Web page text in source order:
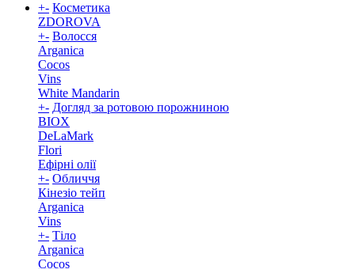
+- Косметика
ZDOROVA
+- Волосся
Arganica
Cocos
Vins
White Mandarin
+- Догляд за ротовою порожниною
BIOX
DeLaMark
Flori
Ефірні олії
+- Обличчя
Кінезіо тейп
Arganica
Vins
+- Тіло
Arganica
Cocos